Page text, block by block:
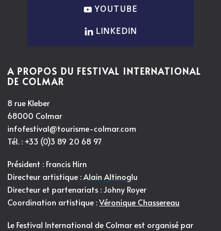
YOUTUBE
LINKEDIN
A PROPOS DU FESTIVAL INTERNATIONAL
DE COLMAR
8 rue Kleber
68000 Colmar
infofestival@tourisme-colmar.com
Tél. : +33 (0)3 89 20 68 97
Président : Francis Hirn
Directeur artistique :Alain Altinoglu
Directeur et partenariats : Johny Royer
Coordination artistique :Véronique Chassereau
Le Festival International de Colmar est organisé par